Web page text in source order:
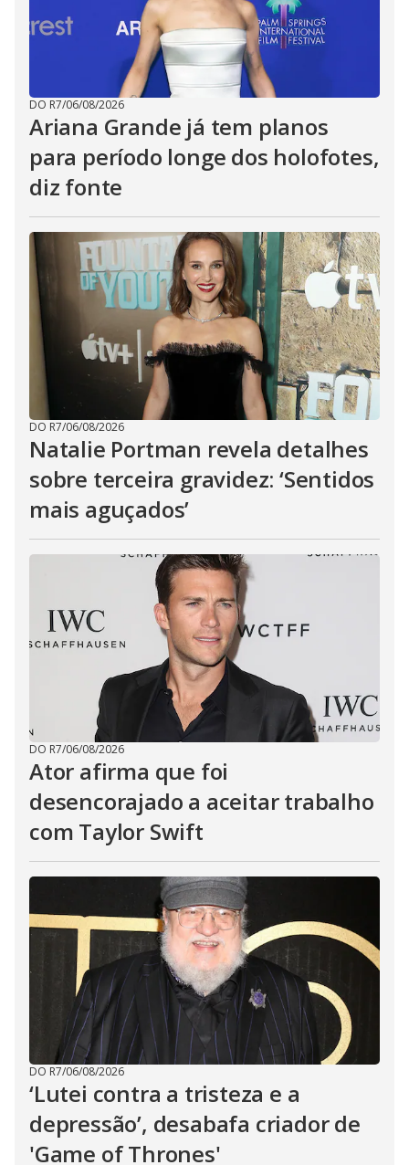
DO R7/06/08/2026
Ariana Grande já tem planos
para período longe dos holofotes,
diz fonte
DO R7/06/08/2026
Natalie Portman revela detalhes
sobre terceira gravidez: ‘Sentidos
mais aguçados’
DO R7/06/08/2026
Ator afirma que foi
desencorajado a aceitar trabalho
com Taylor Swift
DO R7/06/08/2026
‘Lutei contra a tristeza e a
depressão’, desabafa criador de
'Game of Thrones'